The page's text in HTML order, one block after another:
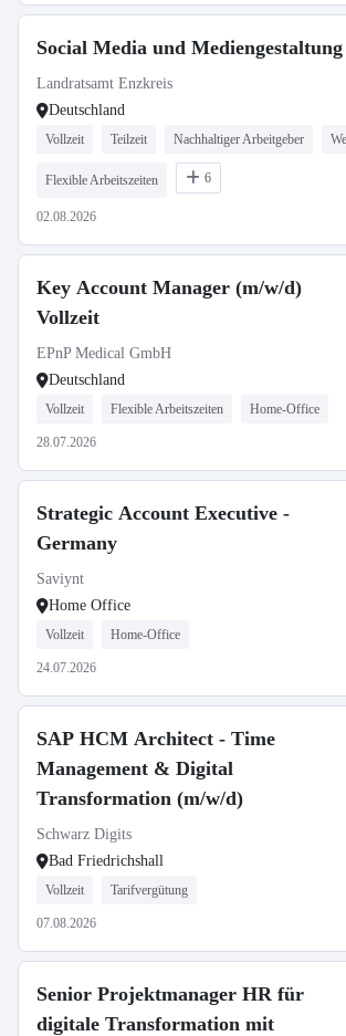
Social Media und Mediengestaltung
Landratsamt Enzkreis
Deutschland
Vollzeit Teilzeit Nachhaltiger Arbeitgeber
Flexible Arbeitszeiten 6
02.08.2026
Key Account Manager (m/w/d)
Vollzeit
EPnP Medical GmbH
Deutschland
Vollzeit Flexible Arbeitszeiten Home-Office
28.07.2026
Strategic Account Executive -
Germany
Saviynt
Home Office
Vollzeit Home-Office
24.07.2026
SAP HCM Architect - Time
Management & Digital
Transformation (m/w/d)
Schwarz Digits
Bad Friedrichshall
Vollzeit Tarifvergütung
07.08.2026
Senior Projektmanager HR für
digitale Transformation mit